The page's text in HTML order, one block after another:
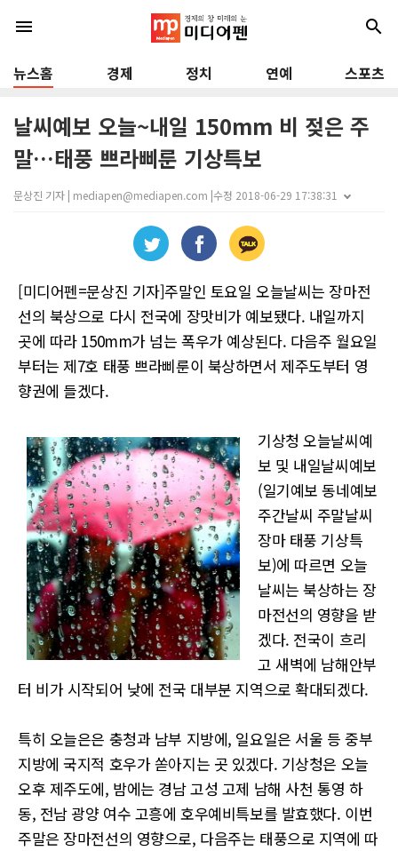
menu search
뉴스홈 경제 정치 연예 스포츠
날씨예보 오늘~내일 150mm 비 젖은 주
말…태풍 쁘라삐룬 기상특보
문상진 기자 | mediapen@mediapen.com |수정 2018-06-29 17:38:31
[미디어펜=문상진 기자]주말인 토요일 오늘날씨는 장마전
선의 북상으로 다시 전국에 장맛비가 예보됐다. 내일까지
곳에 따라 150mm가 넘는 폭우가 예상된다. 다음주 월요일
부터는 제7호 태풍 쁘라삐룬이 북상하면서 제주도부터 영
향권에 들겠다.
기상청 오늘날씨예
보 및 내일날씨예보
(일기예보 동네예보
주간날씨 주말날씨
장마 태풍 기상특
보)에 따르면 오늘
날씨는 북상하는 장
마전선의 영향을 받
겠다. 전국이 흐리
고 새벽에 남해안부
터 비가 시작되어 낮에 전국 대부분 지역으로 확대되겠다.
특히 오늘은은 충청과 남부 지방에, 일요일은 서울 등 중부
지방에 국지적 호우가 쏟아지는 곳 있겠다. 기상청은 오늘
오후 제주도에, 밤에는 경남 고성 고제 남해 사천 통영 하
동, 전남 광양 여수 고흥에 호우예비특보를 발효했다. 이번
주말은 장마전선의 영향으로, 다음주는 태풍으로 지역에 따